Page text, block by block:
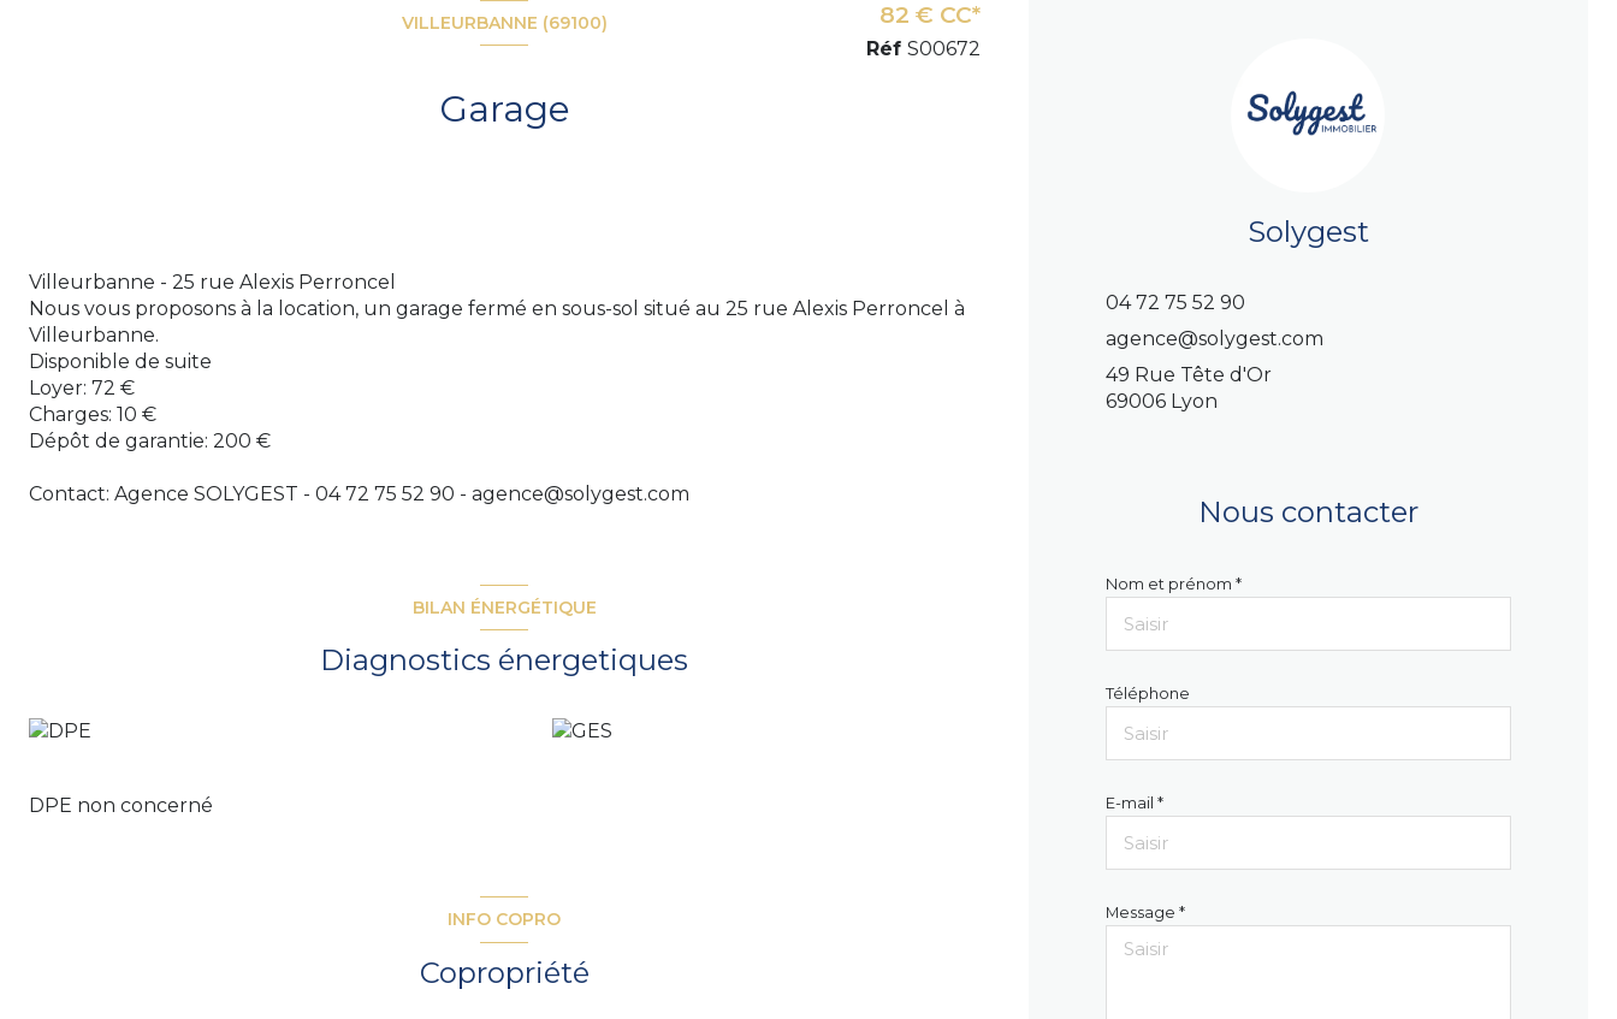
VILLEURBANNE (69100)
Garage
82 € CC*
Réf S00672
Villeurbanne - 25 rue Alexis Perroncel
Nous vous proposons à la location, un garage fermé en sous-sol situé au 25 rue Alexis Perroncel à
Villeurbanne.
Disponible de suite
Loyer: 72 €
Charges: 10 €
Dépôt de garantie: 200 €
Contact: Agence SOLYGEST - 04 72 75 52 90 - agence@solygest.com
BILAN ÉNERGÉTIQUE
Diagnostics énergetiques
DPE non concerné
INFO COPRO
Copropriété
Solygest
04 72 75 52 90
agence@solygest.com
49 Rue Tête d'Or
69006 Lyon
Nous contacter
Nom et prénom *
Téléphone
E-mail *
Message *